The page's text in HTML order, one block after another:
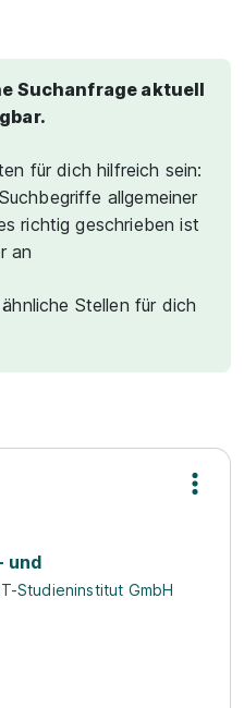
Suchanfrage aktuell
für dich hilfreich sein:
allgemeiner
richtig geschrieben ist
an
Stellen für dich
und
Studieninstitut GmbH